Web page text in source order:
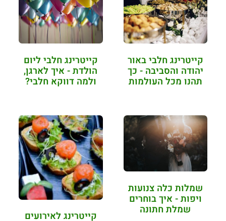
קייטרינג חלבי באור
יהודה והסביבה - כך
תהנו מכל העולמות
קייטרינג חלבי ליום
הולדת - איך לארגן,
ולמה דווקא חלבי?
שמלות כלה צנועות
ויפות - איך בוחרים
שמלת חתונה קייטרינג לאירועים